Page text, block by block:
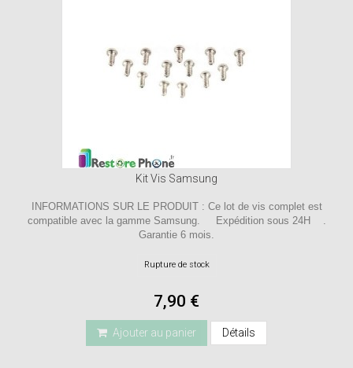
Kit Vis Samsung
INFORMATIONS SUR LE PRODUIT : Ce lot de vis complet est
compatible avec la gamme Samsung. Expédition sous 24H .
Garantie 6 mois.
Rupture de stock
7,90 €
Ajouter au panier Détails